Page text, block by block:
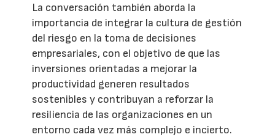
La conversación también aborda la
importancia de integrar la cultura de gestión
del riesgo en la toma de decisiones
empresariales, con el objetivo de que las
inversiones orientadas a mejorar la
productividad generen resultados
sostenibles y contribuyan a reforzar la
resiliencia de las organizaciones en un
entorno cada vez más complejo e incierto.